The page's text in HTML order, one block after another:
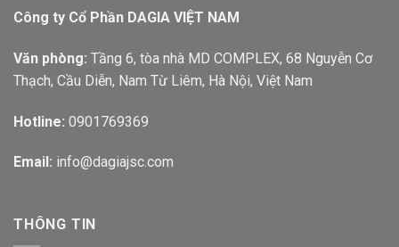
Công ty Cổ Phần DAGIA VIỆT NAM
Văn phòng: Tầng 6, tòa nhà MD COMPLEX, 68 Nguyễn Cơ
Thạch, Cầu Diễn, Nam Từ Liêm, Hà Nội, Việt Nam
Hotline: 0901769369
Email: info@dagiajsc.com
THÔNG TIN